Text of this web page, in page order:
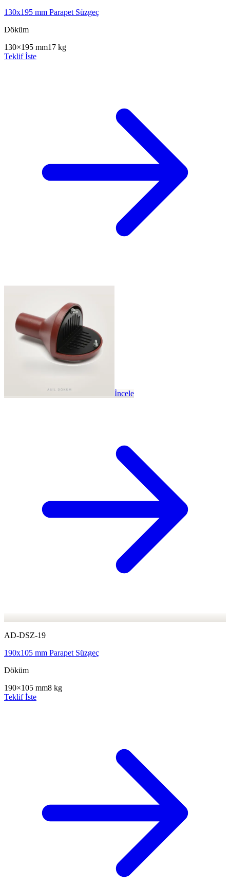
130x195 mm Parapet Süzgeç
Döküm
130×195 mm17 kg
Teklif İste
İncele
AD-DSZ-19
190x105 mm Parapet Süzgeç
Döküm
190×105 mm8 kg
Teklif İste